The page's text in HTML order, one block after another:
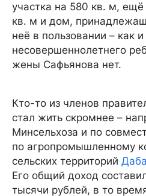
участка на 580 кв. м,
кв. м и дом,
неё в пользовании – как и
несовершеннолетнего
жены Сафьянова нет.
Кто-то из членов
стал жить скромнее –
Минсельхоза и по
по агропромышленному
сельских территорий
Его общий доход
тысячи рублей, в то